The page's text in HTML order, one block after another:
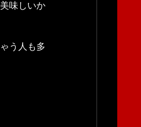
味しいか
う人も多